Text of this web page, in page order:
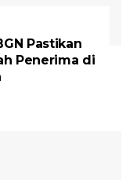
Pastikan
Penerima di